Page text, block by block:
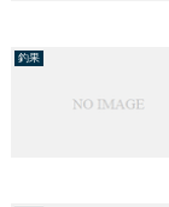
釣果